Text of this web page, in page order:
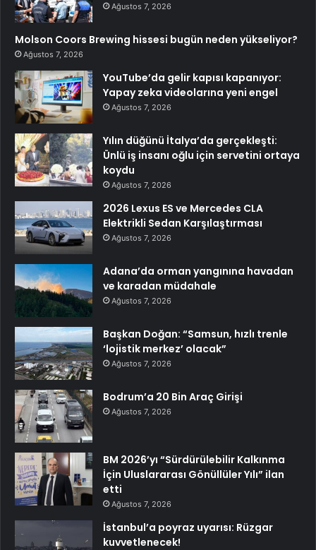
Ağustos 7, 2026
Molson Coors Brewing hissesi bugün neden yükseliyor?
Ağustos 7, 2026
YouTube’da gelir kapısı kapanıyor:
Yapay zeka videolarına yeni engel
Ağustos 7, 2026
Yılın düğünü İtalya’da gerçekleşti:
Ünlü iş insanı oğlu için servetini ortaya
koydu
Ağustos 7, 2026
2026 Lexus ES ve Mercedes CLA
Elektrikli Sedan Karşılaştırması
Ağustos 7, 2026
Adana’da orman yangınına havadan
ve karadan müdahale
Ağustos 7, 2026
Başkan Doğan: “Samsun, hızlı trenle
‘lojistik merkez’ olacak”
Ağustos 7, 2026
Bodrum’a 20 Bin Araç Girişi
Ağustos 7, 2026
BM 2026’yı “Sürdürülebilir Kalkınma
İçin Uluslararası Gönüllüler Yılı” ilan
etti
Ağustos 7, 2026
İstanbul’a poyraz uyarısı: Rüzgar
kuvvetlenecek!